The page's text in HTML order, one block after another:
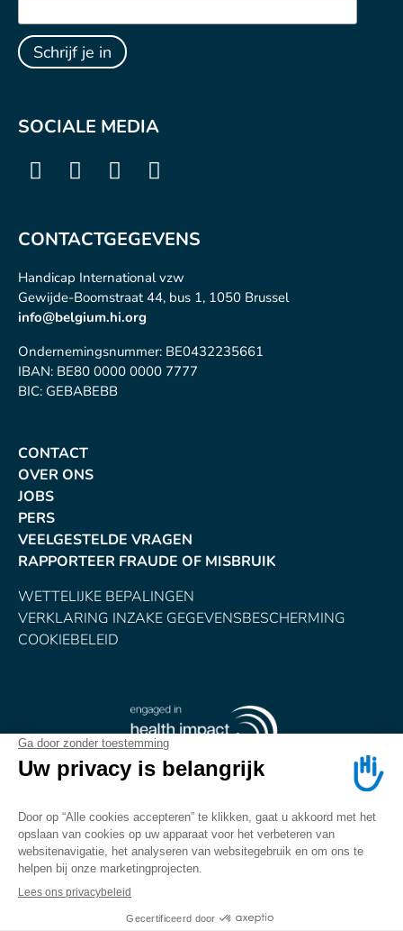
SOCIALE MEDIA
CONTACTGEGEVENS
Handicap International vzw
Gewijde-Boomstraat 44, bus 1, 1050 Brussel
info@belgium.hi.org
Ondernemingsnummer: BE0432235661
IBAN: BE80 0000 0000 7777
BIC: GEBABEBB
CONTACT
OVER ONS
JOBS
PERS
VEELGESTELDE VRAGEN
RAPPORTEER FRAUDE OF MISBRUIK
WETTELIJKE BEPALINGEN
VERKLARING INZAKE GEGEVENSBESCHERMING
COOKIEBELEID